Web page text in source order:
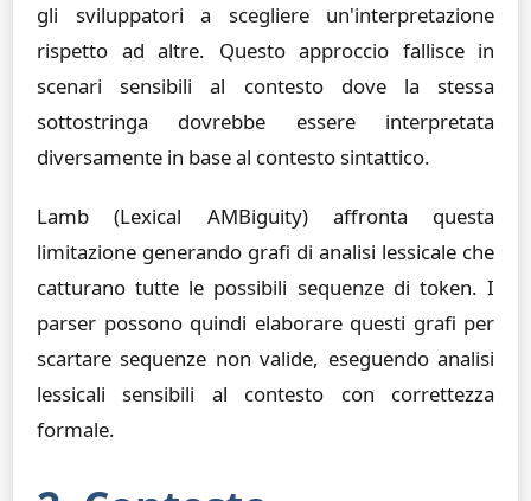
gli sviluppatori a scegliere un'interpretazione
rispetto ad altre. Questo approccio fallisce in
scenari sensibili al contesto dove la stessa
sottostringa dovrebbe essere interpretata
diversamente in base al contesto sintattico.
Lamb (Lexical AMBiguity) affronta questa
limitazione generando grafi di analisi lessicale che
catturano tutte le possibili sequenze di token. I
parser possono quindi elaborare questi grafi per
scartare sequenze non valide, eseguendo analisi
lessicali sensibili al contesto con correttezza
formale.